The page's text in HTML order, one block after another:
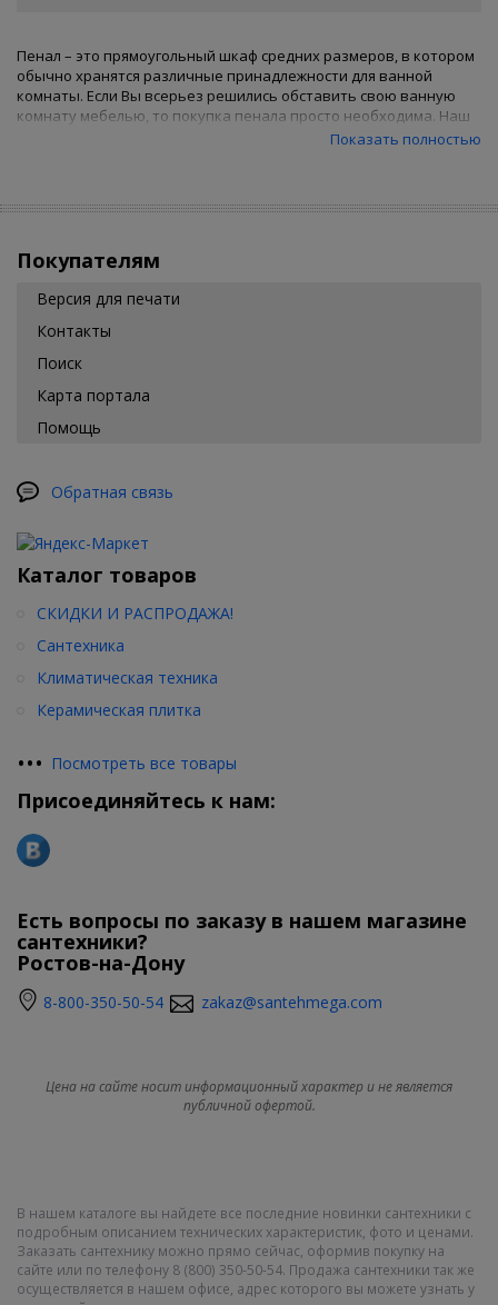
Пенал – это прямоугольный шкаф средних размеров, в котором
обычно хранятся различные принадлежности для ванной
комнаты. Если Вы всерьез решились обставить свою ванную
комнату мебелью, то покупка пенала просто необходима. Наш
интернет-магазин сантехники «Сантехмега» предлагает
можете купить пенал с другими пропорциями, высота которого
подойдут в ванные комнаты с небольшой площадью, они
практически не будут занимать места. Обратите внимание на
цветовое разнообразие, представленное в разделе пеналов
для ванных комнат. Красными, зелеными, коричневыми и даже
фиолетовыми цветами представлены коллекции известных
брендов-производителей сантехнической мебели. С таким
количеством цветовых решений каждый покупатель сможет
приобрести себе именно такой пенал для ванной комнаты,
Показать полностью
Покупателям
Версия для печати
Контакты
Поиск
Карта портала
Помощь
Обратная связь
Каталог товаров
СКИДКИ И РАСПРОДАЖА!
Сантехника
Климатическая техника
Керамическая плитка
••• Посмотреть все товары
Присоединяйтесь к нам:
Есть вопросы по заказу в нашем магазине
сантехники?
Ростов-на-Дону
8-800-350-50-54 zakaz@santehmega.com
Цена на сайте носит информационный характер и не является
публичной офертой.
В нашем каталоге вы найдете все последние новинки сантехники с
подробным описанием технических характеристик, фото и ценами.
Заказать сантехнику можно прямо сейчас, оформив покупку на
сайте или по телефону 8 (800) 350-50-54. Продажа сантехники так же
осуществляется в нашем офисе, адрес которого вы можете узнать у